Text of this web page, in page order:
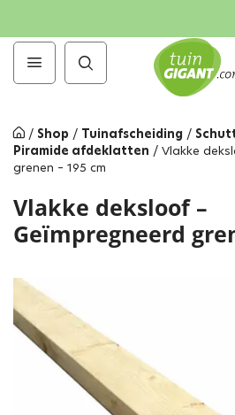
/ Shop / Tuinafscheiding /
Piramide afdeklatten / Vlakke
grenen – 195 cm
Vlakke deksloof –
Geïmpregneerd